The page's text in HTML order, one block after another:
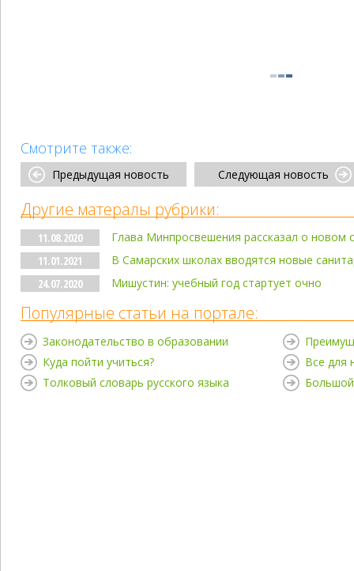
Смотрите также:
Предыдущая новость Следующая новость
Другие матералы рубрики:
11.08.2020
Глава Минпросвешения рассказал о новом
11.01.2021
В Самарских школах вводятся новые
24.07.2020
Мишустин: учебный год стартует очно
Популярные статьи на портале:
Законодательство в образовании
Куда пойти учиться?
Толковый словарь русского языка
Все для
Большой